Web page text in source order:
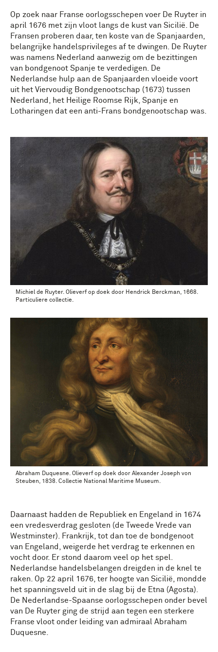
Op zoek naar Franse oorlogsschepen voer De Ruyter in
april 1676 met zijn vloot langs de kust van Sicilië. De
Fransen proberen daar, ten koste van de Spanjaarden,
belangrijke handelsprivileges af te dwingen. De Ruyter
was namens Nederland aanwezig om de bezittingen
van bondgenoot Spanje te verdedigen. De
Nederlandse hulp aan de Spanjaarden vloeide voort
uit het Viervoudig Bondgenootschap (1673) tussen
Nederland, het Heilige Roomse Rijk, Spanje en
Lotharingen dat een anti-Frans bondgenootschap was.
Michiel de Ruyter. Olieverf op doek door Hendrick Berckman, 1668.
Particuliere collectie.
Abraham Duquesne. Olieverf op doek door Alexander Joseph von
Steuben, 1838. Collectie National Maritime Museum.
Daarnaast hadden de Republiek en Engeland in 1674
een vredesverdrag gesloten (de Tweede Vrede van
Westminster). Frankrijk, tot dan toe de bondgenoot
van Engeland, weigerde het verdrag te erkennen en
vocht door. Er stond daarom veel op het spel.
Nederlandse handelsbelangen dreigden in de knel te
raken. Op 22 april 1676, ter hoogte van Sicilië, mondde
het spanningsveld uit in de slag bij de Etna (Agosta).
De Nederlandse-Spaanse oorlogsschepen onder bevel
van De Ruyter ging de strijd aan tegen een sterkere
Franse vloot onder leiding van admiraal Abraham
Duquesne.